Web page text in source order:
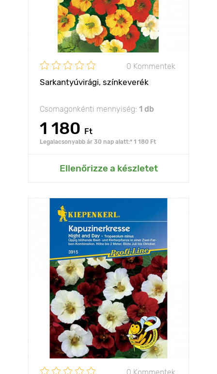
0 Kommentek
Sarkantyúvirági, színkeverék
Csomagonkénti mennyiség: 1 db
1 180 Ft
Legalacsonyabb ár 30 nap alatt:* 1 180 Ft
Ellenőrizze a készletet
0 Kommentek